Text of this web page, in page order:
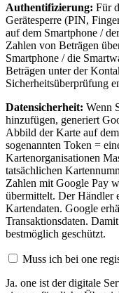
Authentifizierung: Für
Gerätesperre (PIN,
auf dem Smartphone /
Zahlen von Beträgen
Smartphone / die
Beträgen unter der
Sicherheitsüberprüfung
Datensicherheit: Wenn
hinzufügen, generiert
Abbild der Karte auf
sogenannten Token =
Kartenorganisationen
tatsächlichen
Zahlen mit Google Pay
übermittelt. Der Händler
Kartendaten. Google
Transaktionsdaten.
bestmöglich geschützt.
Muss ich bei one
Ja. one ist der digitale